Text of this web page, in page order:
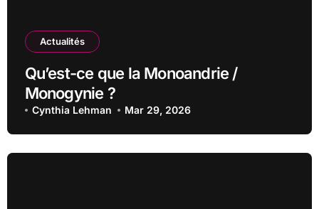
Actualités
Qu’est-ce que la Monoandrie /
Monogynie ?
Cynthia Lehman Mar 29, 2026